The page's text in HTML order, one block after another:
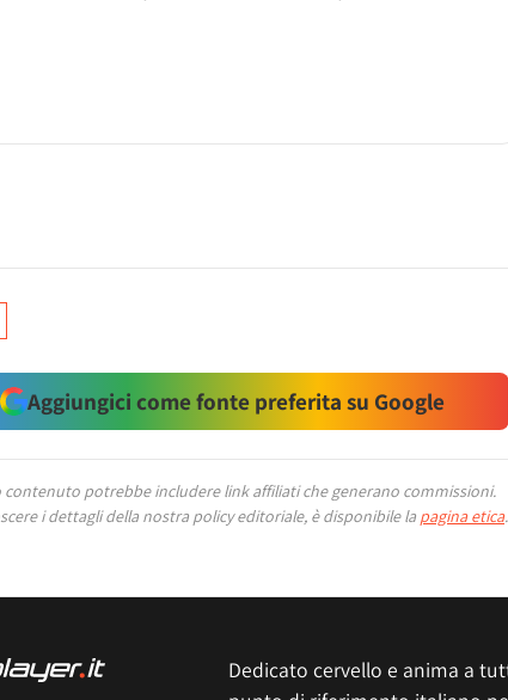
Aggiungici come fonte preferita su Google
contenuto potrebbe includere link affiliati che generano commissioni.
i dettagli della nostra policy editoriale, è disponibile la pagina etica.
Dedicato cervello e anima a